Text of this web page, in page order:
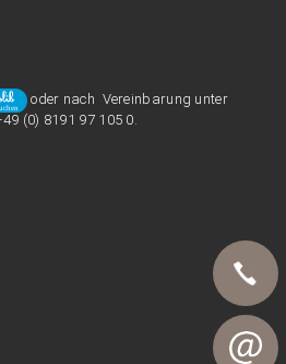
oder nach Vereinbarung unter
(0) 8191 97 105 0.
Telefon